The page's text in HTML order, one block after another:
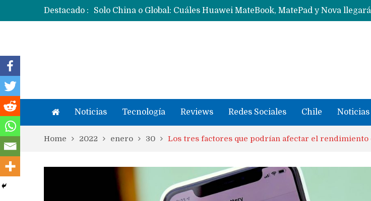
Destacado :
Noticias Tecnología Reviews Redes Sociales Chile
Home 2022 enero 30 Los tres factores que podrían afectar el rendimiento